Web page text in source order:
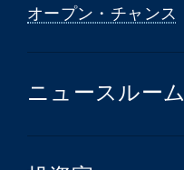
オープン・チャンス
ニュースルーム